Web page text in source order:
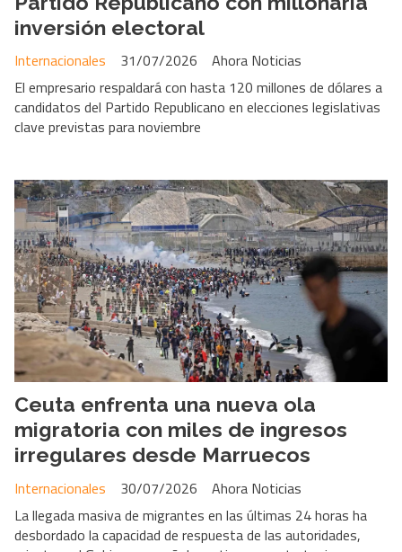
inversión electoral
Ahora Noticias
Internacionales
31/07/2026
El empresario respaldará con hasta 120 millones de dólares a
candidatos del Partido Republicano en elecciones legislativas
clave previstas para noviembre
Ceuta enfrenta una nueva ola
migratoria con miles de ingresos
irregulares desde Marruecos
Ahora Noticias
Internacionales
30/07/2026
La llegada masiva de migrantes en las últimas 24 horas ha
desbordado la capacidad de respuesta de las autoridades,